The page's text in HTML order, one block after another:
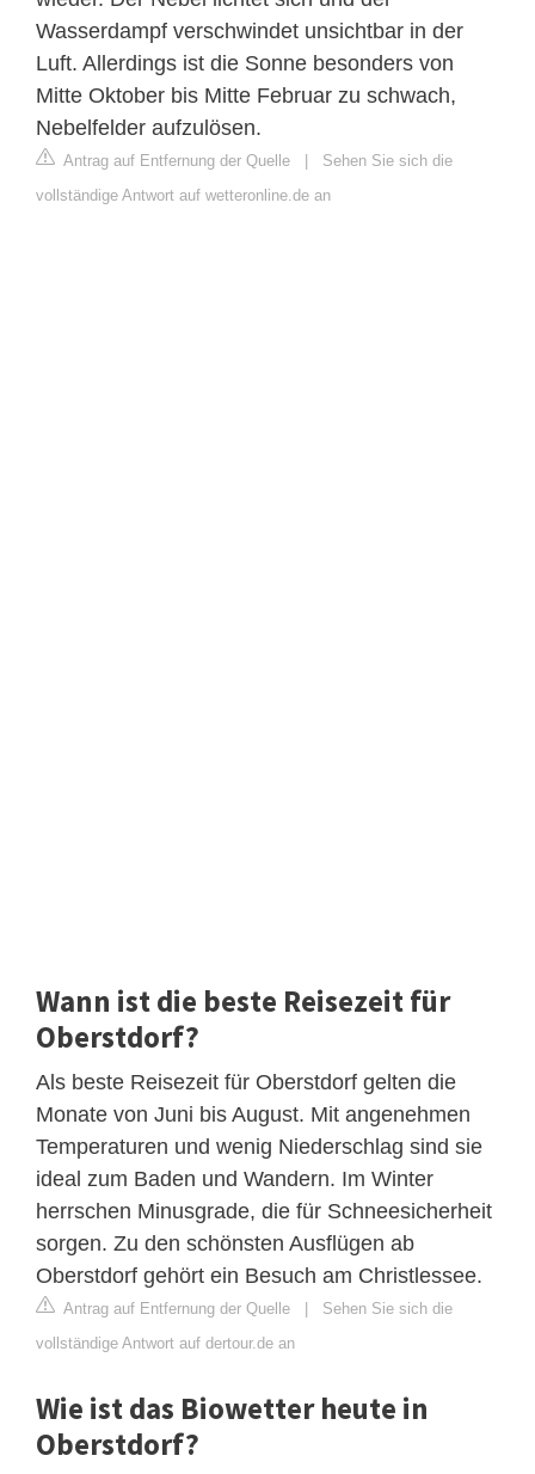
Wasserdampf verschwindet unsichtbar in der
Luft. Allerdings ist die Sonne besonders von
Mitte Oktober bis Mitte Februar zu schwach,
Nebelfelder aufzulösen.
Antrag auf Entfernung der Quelle | Sehen Sie sich die
vollständige Antwort auf wetteronline.de an
Wann ist die beste Reisezeit für
Oberstdorf?
Als beste Reisezeit für Oberstdorf gelten die
Monate von Juni bis August. Mit angenehmen
Temperaturen und wenig Niederschlag sind sie
ideal zum Baden und Wandern. Im Winter
herrschen Minusgrade, die für Schneesicherheit
sorgen. Zu den schönsten Ausflügen ab
Oberstdorf gehört ein Besuch am Christlessee.
Antrag auf Entfernung der Quelle | Sehen Sie sich die
vollständige Antwort auf dertour.de an
Wie ist das Biowetter heute in
Oberstdorf?